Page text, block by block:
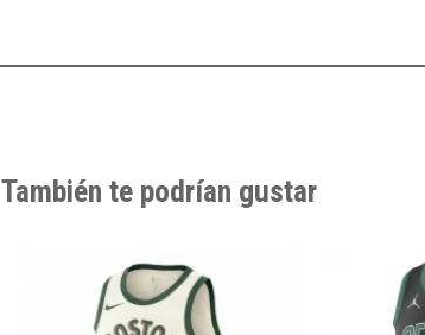
También te podrían gustar